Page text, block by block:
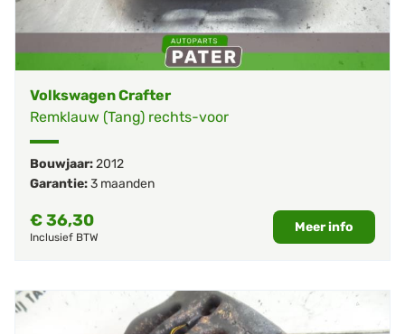
Volkswagen Crafter
Remklauw (Tang) rechts-voor
Bouwjaar:2012
Garantie:3 maanden
€36,30
Inclusief BTW
Meer info